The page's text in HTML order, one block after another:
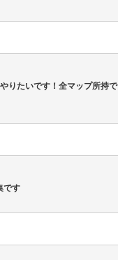
りたいです！全マップ所持で
です